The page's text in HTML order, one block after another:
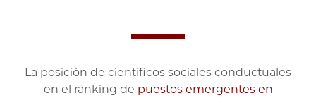
La posición de científicos sociales conductuales
en el ranking de puestos emergentes en